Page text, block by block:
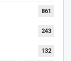
861
243
132